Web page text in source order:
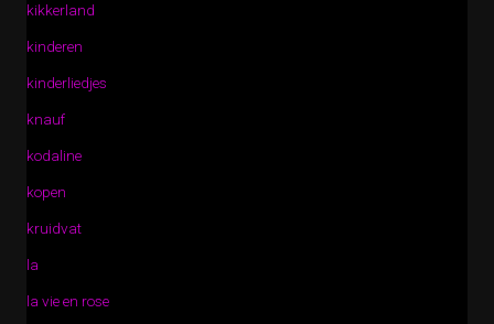
kikkerland
kinderen
kinderliedjes
knauf
kodaline
kopen
kruidvat
la
la vie en rose